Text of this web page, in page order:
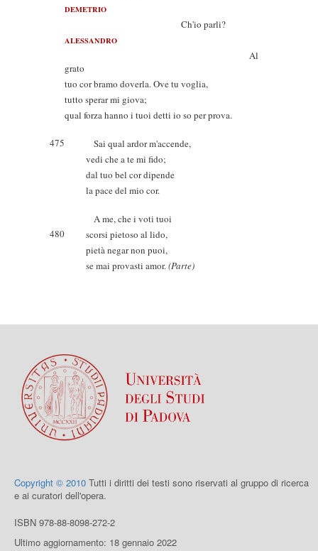
DEMETRIO
Ch'io parli?
ALESSANDRO
Al
grato
tuo cor bramo doverla. Ove tu voglia,
tutto sperar mi giova;
qual forza hanno i tuoi detti io so per prova.
475
Sai qual ardor m'accende,
vedi che a te mi fido;
dal tuo bel cor dipende
la pace del mio cor.
A me, che i voti tuoi
480
scorsi pietoso al lido,
pietà negar non puoi,
se mai provasti amor.(Parte)
Copyright © 2010 Tutti i diritti dei testi sono riservati al gruppo di ricerca
e ai curatori dell'opera.
ISBN 978-88-8098-272-2
Ultimo aggiornamento: 18 gennaio 2022